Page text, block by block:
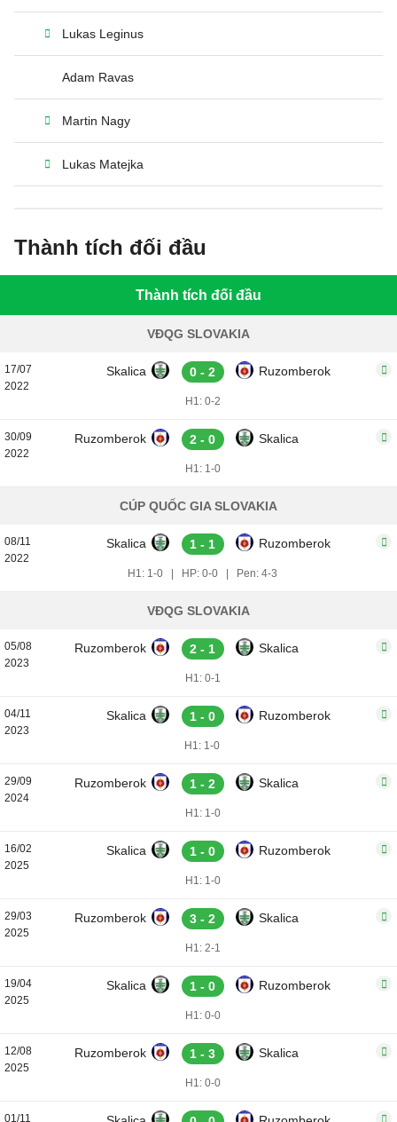
Lukas Leginus
Adam Ravas
Martin Nagy
Lukas Matejka
Thành tích đối đầu
Thành tích đối đầu
VĐQG SLOVAKIA
17/07
2022
Skalica 0 - 2 Ruzomberok
H1: 0-2
30/09
2022
Ruzomberok 2 - 0 Skalica
H1: 1-0
CÚP QUỐC GIA SLOVAKIA
08/11
2022
Skalica 1 - 1 Ruzomberok
H1: 1-0 HP: 0-0 Pen: 4-3
VĐQG SLOVAKIA
05/08
2023
Ruzomberok 2 - 1 Skalica
H1: 0-1
04/11
2023
Skalica 1 - 0 Ruzomberok
H1: 1-0
29/09
2024
Ruzomberok 1 - 2 Skalica
H1: 1-0
16/02
2025
Skalica 1 - 0 Ruzomberok
H1: 1-0
29/03
2025
Ruzomberok 3 - 2 Skalica
H1: 2-1
19/04
2025
Skalica 1 - 0 Ruzomberok
H1: 0-0
12/08
2025
Ruzomberok 1 - 3 Skalica
H1: 0-0
01/11